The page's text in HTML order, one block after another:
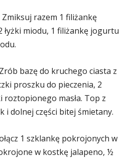
razem 1 filiżankę
łyżki miodu, 1 filiżankę jogurtu
bazę do kruchego ciasta z
proszku do pieczenia, 2
roztopionego masła. Top z
i dolnej części bitej śmietany.
1 szklankę pokrojonych w
w kostkę jalapeno, ½